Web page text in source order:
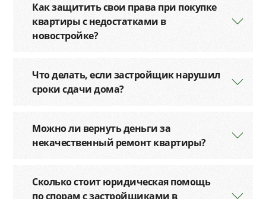
Как защитить свои права при покупке
квартиры с недостатками в
новостройке?
Что делать, если застройщик нарушил
сроки сдачи дома?
Можно ли вернуть деньги за
некачественный ремонт квартиры?
Сколько стоит юридическая помощь
по спорам с застройщиками в